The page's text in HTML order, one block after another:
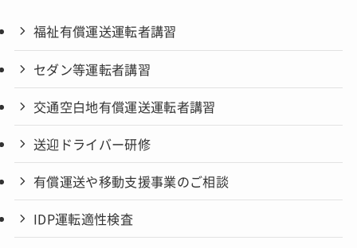
福祉有償運送運転者講習
セダン等運転者講習
交通空白地有償運送運転者講習
送迎ドライバー研修
有償運送や移動支援事業のご相談
IDP運転適性検査